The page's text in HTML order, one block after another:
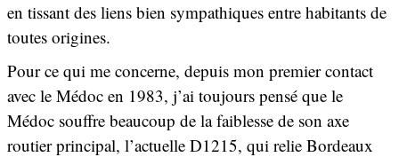
en tissant des liens bien sympathiques entre habitants de
toutes origines.
Pour ce qui me concerne, depuis mon premier contact
avec le Médoc en 1983, j’ai toujours pensé que le
Médoc souffre beaucoup de la faiblesse de son axe
routier principal, l’actuelle D1215, qui relie Bordeaux